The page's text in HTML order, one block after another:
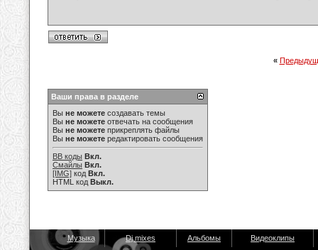
«
Ваши права в разделе
Вы не можете создавать темы
Вы не можете отвечать на сообщения
Вы не можете прикреплять файлы
Вы не можете редактировать сообщения
BB коды Вкл.
Смайлы Вкл.
[IMG] код Вкл.
HTML код Выкл.
Музыка Dj mixes Альбомы Видеоклипы